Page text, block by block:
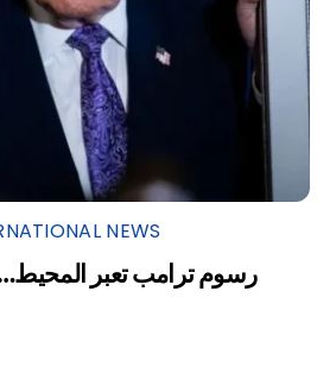
NEWS
رسوم ترامب تعبر